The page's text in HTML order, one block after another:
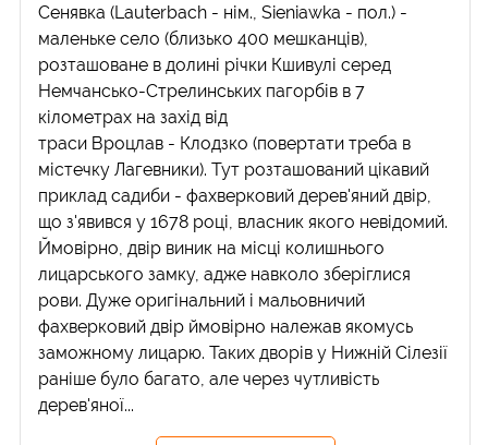
Сенявка (Lauterbach - нім., Sieniawka - пол.) -
маленьке село (близько 400 мешканців),
розташоване в долині річки Кшивулі серед
Немчансько-Стрелинських пагорбів в 7
кілометрах на захід від
траси Вроцлав - Клодзко (повертати треба в
містечку Лагевники). Тут розташований цікавий
приклад садиби - фахверковий дерев'яний двір,
що з'явився у 1678 році, власник якого невідомий.
Ймовірно, двір виник на місці колишнього
лицарського замку, адже навколо зберіглися
рови. Дуже оригінальний і мальовничий
фахверковий двір ймовірно належав якомусь
заможному лицарю. Таких дворів у Нижній Сілезії
раніше було багато, але через чутливість
дерев'яної...